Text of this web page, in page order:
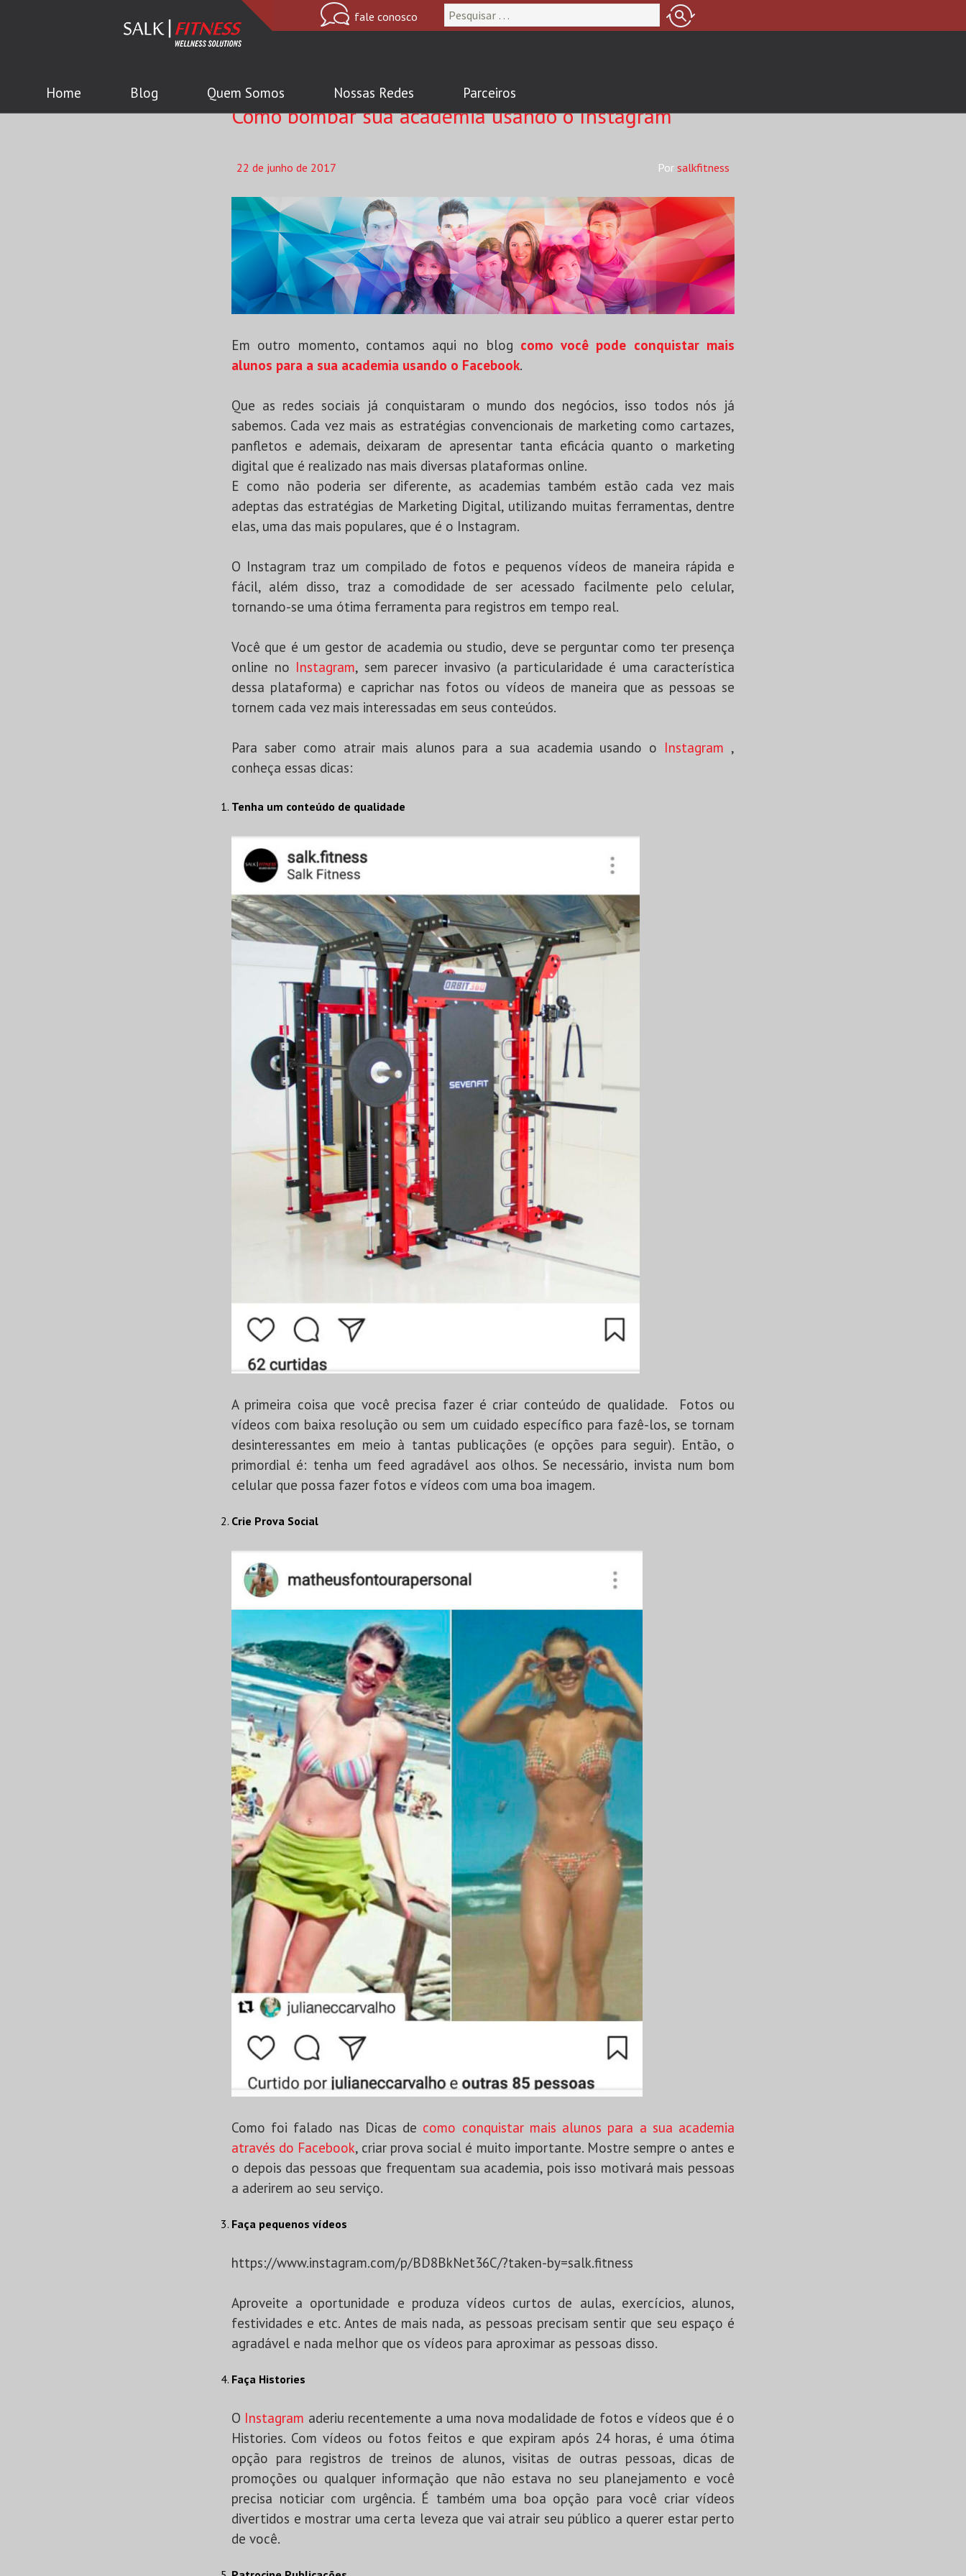
Home Blog Quem Somos Nossas Redes Parceiros
Como bombar sua academia usando o Instagram
22 de junho de 2017 salkfitness
Em outro momento, contamos aqui no blog como você pode conquistar mais
alunos para a sua academia usando o Facebook.
Que as redes sociais já conquistaram o mundo dos negócios, isso todos nós já
sabemos. Cada vez mais as estratégias convencionais de marketing como cartazes,
panfletos e ademais, deixaram de apresentar tanta eficácia quanto o marketing
digital que é realizado nas mais diversas plataformas online.
E como não poderia ser diferente, as academias também estão cada vez mais
adeptas das estratégias de Marketing Digital, utilizando muitas ferramentas, dentre
elas, uma das mais populares, que é o Instagram.
O Instagram traz um compilado de fotos e pequenos vídeos de maneira rápida e
fácil, além disso, traz a comodidade de ser acessado facilmente pelo celular,
tornando-se uma ótima ferramenta para registros em tempo real.
Você que é um gestor de academia ou studio, deve se perguntar como ter presença
online no Instagram, sem parecer invasivo (a particularidade é uma característica
dessa plataforma) e caprichar nas fotos ou vídeos de maneira que as pessoas se
tornem cada vez mais interessadas em seus conteúdos.
Para saber como atrair mais alunos para a sua academia usando o Instagram ,
conheça essas dicas:
Tenha um conteúdo de qualidade
A primeira coisa que você precisa fazer é criar conteúdo de qualidade. Fotos ou
vídeos com baixa resolução ou sem um cuidado específico para fazê-los, se tornam
desinteressantes em meio à tantas publicações (e opções para seguir). Então, o
primordial é: tenha um feed agradável aos olhos. Se necessário, invista num bom
celular que possa fazer fotos e vídeos com uma boa imagem.
Crie Prova Social
Como foi falado nas Dicas de como conquistar mais alunos para a sua academia
através do Facebook, criar prova social é muito importante. Mostre sempre o antes e
o depois das pessoas que frequentam sua academia, pois isso motivará mais pessoas
a aderirem ao seu serviço.
Faça pequenos vídeos
https://www.instagram.com/p/BD8BkNet36C/?taken-by=salk.fitness
Aproveite a oportunidade e produza vídeos curtos de aulas, exercícios, alunos,
festividades e etc. Antes de mais nada, as pessoas precisam sentir que seu espaço é
agradável e nada melhor que os vídeos para aproximar as pessoas disso.
Faça Histories
O Instagram aderiu recentemente a uma nova modalidade de fotos e vídeos que é o
Histories. Com vídeos ou fotos feitos e que expiram após 24 horas, é uma ótima
opção para registros de treinos de alunos, visitas de outras pessoas, dicas de
promoções ou qualquer informação que não estava no seu planejamento e você
precisa noticiar com urgência. É também uma boa opção para você criar vídeos
divertidos e mostrar uma certa leveza que vai atrair seu público a querer estar perto
de você.